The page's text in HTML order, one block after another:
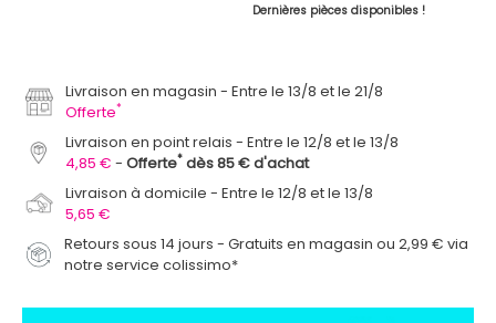
Dernières pièces disponibles !
Livraison en magasin
Entre le 13/8 et le 21/8
Offerte*
Livraison en point relais
Entre le 12/8 et le 13/8
4,85 €
Offerte* dès 85 € d'achat
Livraison à domicile
Entre le 12/8 et le 13/8
5,65 €
Retours sous 14 jours - Gratuits en magasin ou 2,99 € via
notre service colissimo*